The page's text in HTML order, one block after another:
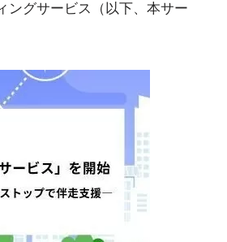
ングサービス（以下、本サー